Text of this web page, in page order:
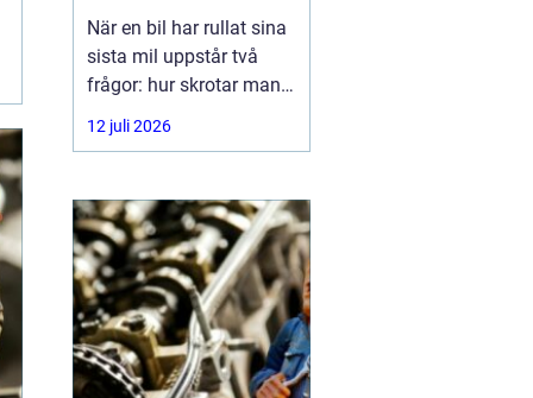
smart reservdelsjakt
När en bil har rullat sina
sista mil uppstår två
frågor: hur skrotar man
den på ett korrekt sätt,
och hur tar man tillvara
fortfarande fungerar? I
storstadsområdet kring
Stockholm har behovet
av
12 juli 2026